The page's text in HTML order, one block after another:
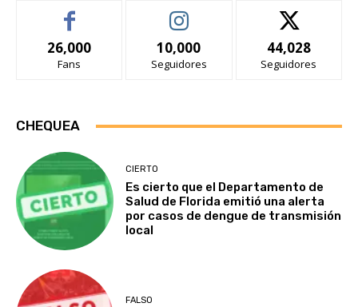
26,000
Fans
10,000
Seguidores
44,028
Seguidores
CHEQUEA
CIERTO
Es cierto que el Departamento de
Salud de Florida emitió una alerta
por casos de dengue de transmisión
local
FALSO